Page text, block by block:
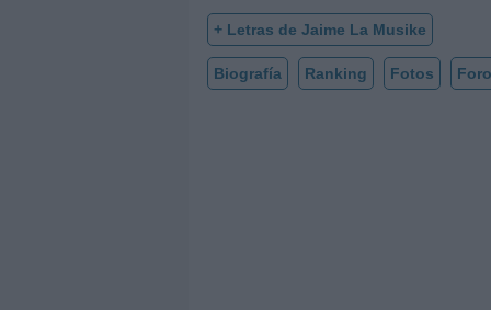
+ Letras de Jaime La Musike
Biografía Ranking Fotos Foro